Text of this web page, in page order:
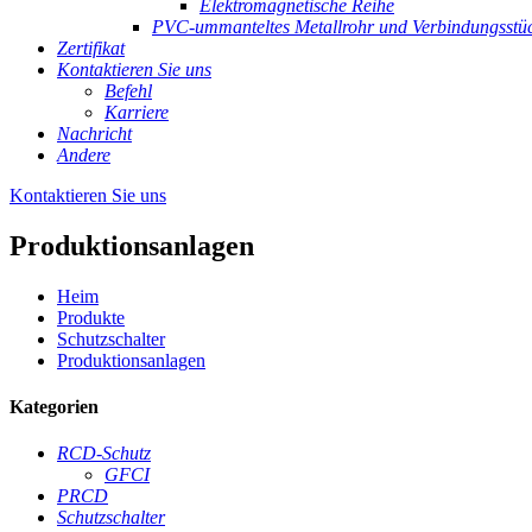
Elektromagnetische Reihe
PVC-ummanteltes Metallrohr und
Zertifikat
Kontaktieren Sie uns
Befehl
Karriere
Nachricht
Andere
Kontaktieren Sie uns
Produktionsanlagen
Heim
Produkte
Schutzschalter
Produktionsanlagen
Kategorien
RCD-Schutz
GFCI
PRCD
Schutzschalter